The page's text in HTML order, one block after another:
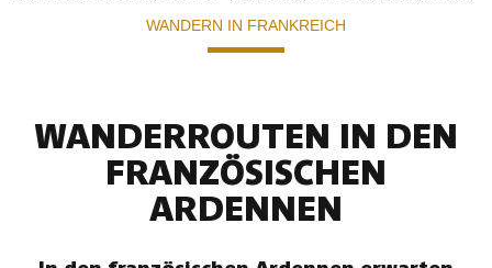
WANDERN IN FRANKREICH
WANDERROUTEN IN DEN
FRANZÖSISCHEN
ARDENNEN